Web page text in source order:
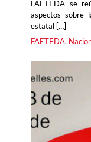
FAETEDA se
aspectos sobre
estatal […]
FAETEDA,